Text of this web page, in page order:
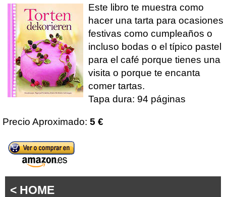
Este libro te muestra como
hacer una tarta para ocasiones
festivas como cumpleaños o
incluso bodas o el típico pastel
para el café porque tienes una
visita o porque te encanta
comer tartas.
Tapa dura: 94 páginas
Precio Aproximado: 5 €
< HOME